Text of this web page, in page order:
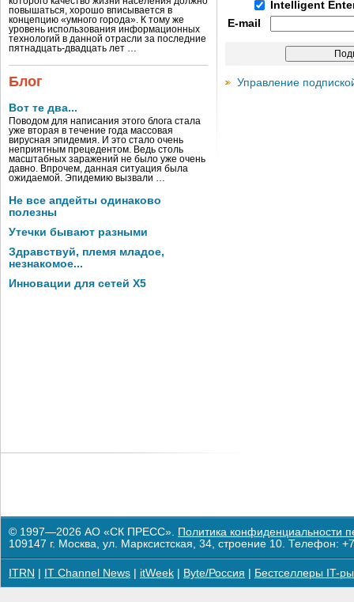
повышаться, хорошо вписывается в
концепцию «умного города». К тому же
уровень использования информационных
технологий в данной отрасли за последние
пятнадцать-двадцать лет …
Блог
Вот те два...
Поводом для написания этого блога стала
уже вторая в течение года массовая
вирусная эпидемия. И это стало очень
неприятным прецедентом. Ведь столь
масштабных заражений не было уже очень
давно. Впрочем, данная ситуация была
ожидаемой. Эпидемию вызвали …
Не все апдейты одинаково
полезны
Утечки бывают разными
Здравствуй, племя младое,
незнакомое...
Инновации для сетей X5
Intelligent
E-mail
Управление
© 1997—2026 АО «СК ПРЕСС». Политика конфиденциальности
109147 г. Москва, ул. Марксистская, 34, строение 10. Телефон:
ITRN IT Channel News itWeek Byte/Россия Бестселлеры IT-